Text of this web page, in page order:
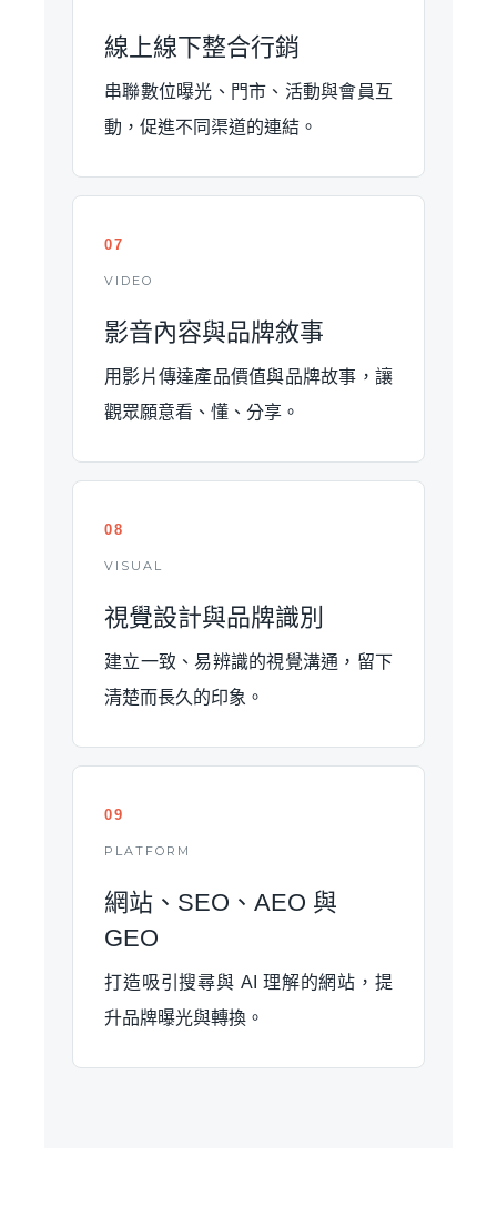
線上線下整合行銷
串聯數位曝光、門市、活動與會員互
動，促進不同渠道的連結。
07
VIDEO
影音內容與品牌敘事
用影片傳達產品價值與品牌故事，讓
觀眾願意看、懂、分享。
08
VISUAL
視覺設計與品牌識別
建立一致、易辨識的視覺溝通，留下
清楚而長久的印象。
09
PLATFORM
網站、SEO、AEO 與
GEO
打造吸引搜尋與 AI 理解的網站，提
升品牌曝光與轉換。